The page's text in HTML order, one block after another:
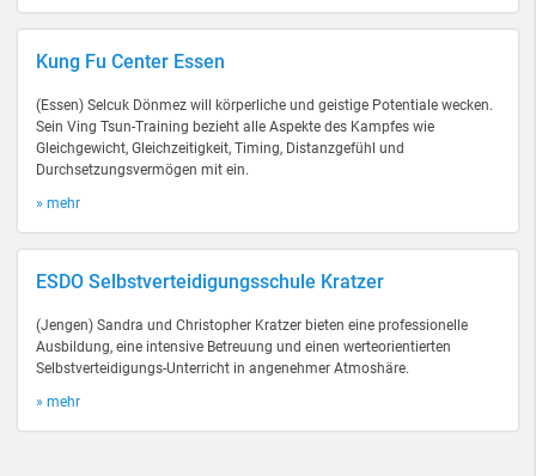
Kung Fu Center Essen
(Essen) Selcuk Dönmez will körperliche und geistige Potentiale wecken.
Sein Ving Tsun-Training bezieht alle Aspekte des Kampfes wie
Gleichgewicht, Gleichzeitigkeit, Timing, Distanzgefühl und
Durchsetzungsvermögen mit ein.
» mehr
ESDO Selbstverteidigungsschule Kratzer
(Jengen) Sandra und Christopher Kratzer bieten eine professionelle
Ausbildung, eine intensive Betreuung und einen werteorientierten
Selbstverteidigungs-Unterricht in angenehmer Atmoshäre.
» mehr